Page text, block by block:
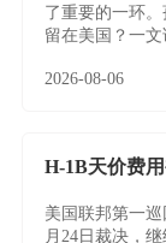
了重要的一环
留在美国？一文
2026-08-06
H-1B天价费
美国联邦第一
月24日裁决，